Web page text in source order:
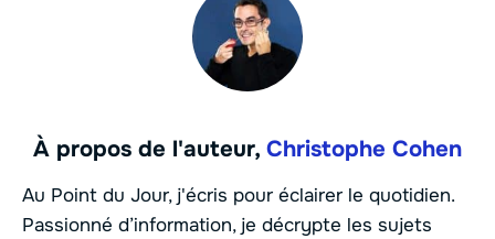
À propos de l'auteur, Christophe Cohen
Au Point du Jour, j'écris pour éclairer le quotidien.
Passionné d’information, je décrypte les sujets